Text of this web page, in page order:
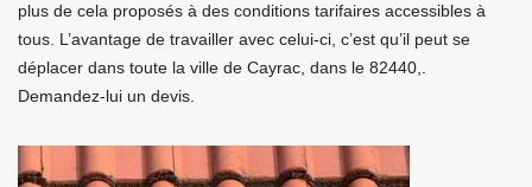
plus de cela proposés à des conditions tarifaires accessibles à
tous. L’avantage de travailler avec celui-ci, c’est qu’il peut se
déplacer dans toute la ville de Cayrac, dans le 82440,.
Demandez-lui un devis.